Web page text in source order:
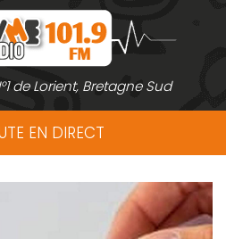
de Lorient, Bretagne Sud
EN DIRECT